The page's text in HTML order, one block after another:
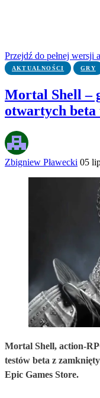
Przejdź do pełnej wersji
AKTUALNOŚCI GRY
Mortal Shell –
otwartych beta
Zbigniew Pławecki 05
Mortal Shell, action-
testów beta z
Epic Games Store.